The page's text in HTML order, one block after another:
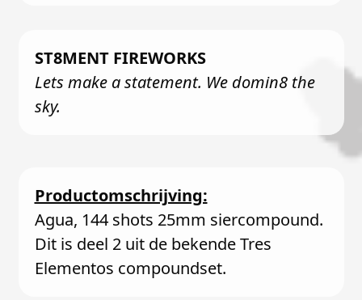
ST8MENT FIREWORKS
Lets make a statement. We domin8 the
sky.
Productomschrijving:
Agua, 144 shots 25mm siercompound.
Dit is deel 2 uit de bekende Tres
Elementos compoundset.